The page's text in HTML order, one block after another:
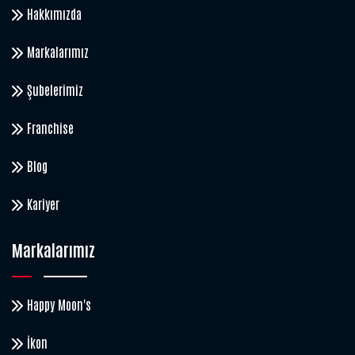
Hakkımızda
Markalarımız
Şubelerimiz
Franchise
Blog
Kariyer
Markalarımız
Happy Moon's
İkon